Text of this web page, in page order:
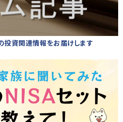
投資関連情報をお届けします